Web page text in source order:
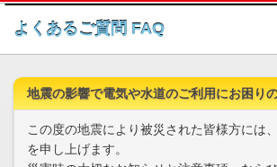
このページの本文へ
よくあるご質問 FAQ
地震の影響で電気や水道のご利用にお困り
この度の地震により被災された皆様方には
を申し上げます。